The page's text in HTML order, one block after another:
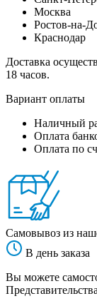
Москва
Ростов-на-
Краснодар
Доставка
18 часов.
Вариант оплаты
Наличный
Оплата
Оплата по
Самовывоз из
В день заказа
Вы можете